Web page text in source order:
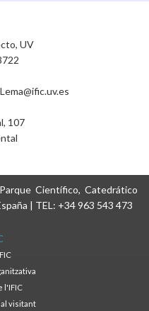
UV
107
Científico, Catedrático
| TEL: +34 963 543 473
l'IFIC
visitant